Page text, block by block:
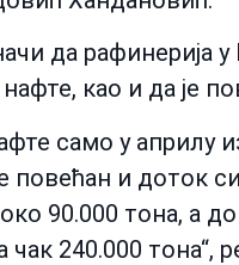
да рафинерија
као и да је
само у априлу
повећан и доток
90.000 тона, а до
чак 240.000